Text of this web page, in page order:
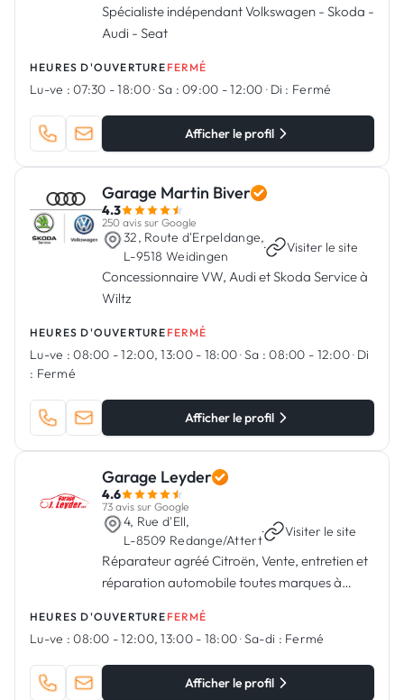
Spécialiste indépendant Volkswagen - Skoda -
Audi - Seat
HEURES D'OUVERTURE FERMÉ
Lu-ve : 07:30 - 18:00·Sa : 09:00 - 12:00· Di : Fermé
Afficher le profil
Garage Martin Biver
4.3
250 avis sur Google
32, Route d'Erpeldange,
L-9518 Weidingen
· Visiter le site
Concessionnaire VW, Audi et Skoda Service à
Wiltz
HEURES D'OUVERTURE FERMÉ
Lu-ve : 08:00 - 12:00, 13:00 - 18:00·Sa : 08:00 - 12:00· Di
: Fermé
Afficher le profil
Garage Leyder
4.6
73 avis sur Google
4, Rue d'Ell,
L-8509 Redange/Attert
· Visiter le site
Réparateur agréé Citroën, Vente, entretien et
réparation automobile toutes marques à
HEURES D'OUVERTURE FERMÉ
Lu-ve : 08:00 - 12:00, 13:00 - 18:00·Sa-di : Fermé
Afficher le profil